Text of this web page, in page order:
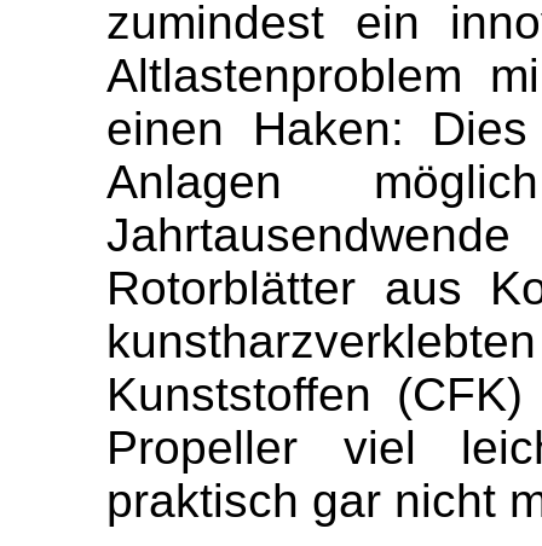
zumindest ein
Altlastenproblem
einen Haken:
Anlagen
Rotorblätter aus
Kunststoffen
Propeller viel
praktisch gar nicht